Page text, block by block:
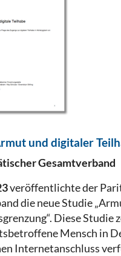
und digitaler
Gesamtverband
veröffentlichte der
die neue Studie
Diese Studie
Mensch in
Internetanschluss